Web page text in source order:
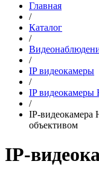
Главная
/
Каталог
/
/
IP видеокамеры
/
IP видеокамеры
/
IP-видеокамера
объективом
IP-